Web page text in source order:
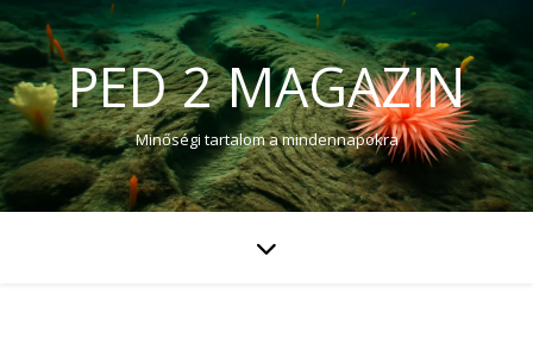
PED 2 MAGAZIN
Minőségi tartalom a mindennapokra